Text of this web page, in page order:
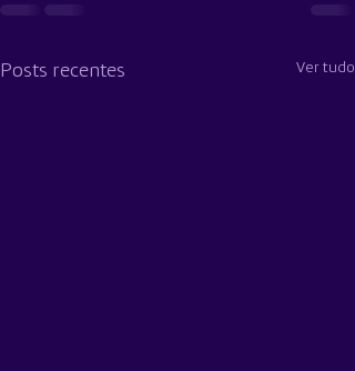
Posts recentes Ver tudo